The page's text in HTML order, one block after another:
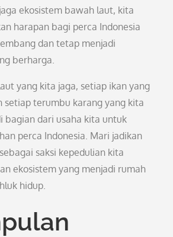
ekosistem bawah laut, kita
harapan bagi perca Indonesia
dan tetap menjadi
berharga.
yang kita jaga, setiap ikan yang
setiap terumbu karang yang kita
bagian dari usaha kita untuk
perca Indonesia. Mari jadikan
saksi kepedulian kita
ekosistem yang menjadi rumah
hidup.